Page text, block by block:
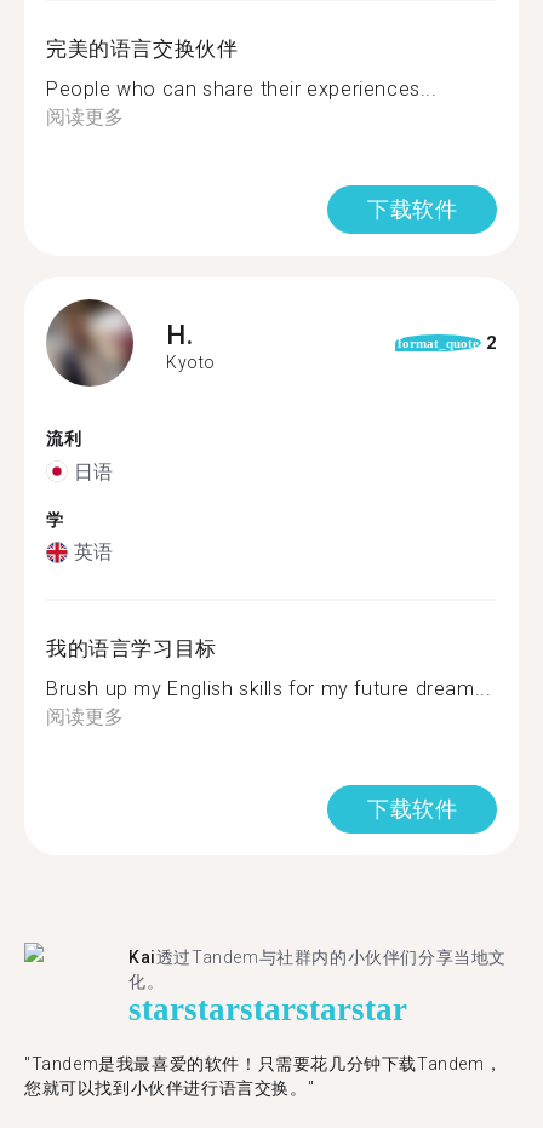
完美的语言交换伙伴
People who can share their experiences...
阅读更多
下载软件
H.
Kyoto
format_quote 2
流利
日语
学
英语
我的语言学习目标
Brush up my English skills for my future dream...
阅读更多
下载软件
Kai透过Tandem与社群内的小伙伴们分享当地文
化。
starstarstarstarstar
"Tandem是我最喜爱的软件！只需要花几分钟下载Tandem，
您就可以找到小伙伴进行语言交换。"